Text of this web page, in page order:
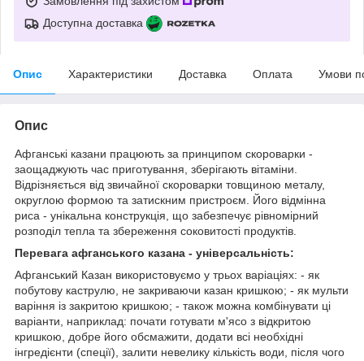
Доступна доставка
Опис Характеристики Доставка Оплата Умови
Опис
Афганські казани працюють за принципом скороварки -
заощаджують час приготування, зберігають вітаміни.
Відрізняється від звичайної скороварки товщиною металу,
округлою формою та затискним пристроєм. Його відмінна
риса - унікальна конструкція, що забезпечує рівномірний
розподіл тепла та збереження соковитості продуктів.
Перевага афганського казана - універсальність:
Афганський Казан використовуємо у трьох варіаціях: - як
побутову каструлю, не закриваючи казан кришкою; - як мульти
варіння із закритою кришкою; - також можна комбінувати ці
варіанти, наприклад: почати готувати м'ясо з відкритою
кришкою, добре його обсмажити, додати всі необхідні
інгредієнти (спеції), залити невелику кількість води, після чого